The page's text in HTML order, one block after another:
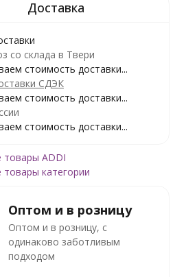
со склада в Твери
стоимость доставки...
СДЭК
стоимость доставки...
стоимость доставки...
товары ADDI
товары категории
Оптом и в розницу
Оптом и в розницу, с
одинаково заботливым
подходом